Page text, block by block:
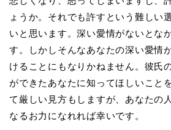
ょうか。それでも許すという難しい
いと思います。深い愛情がないとな
す。しかしそんなあなたの深い愛情
けることにもなりかねません。彼氏
ができたあなたに知ってほしいこと
て厳しい見方もしますが、あなたの
なるお力になれれば幸いです。